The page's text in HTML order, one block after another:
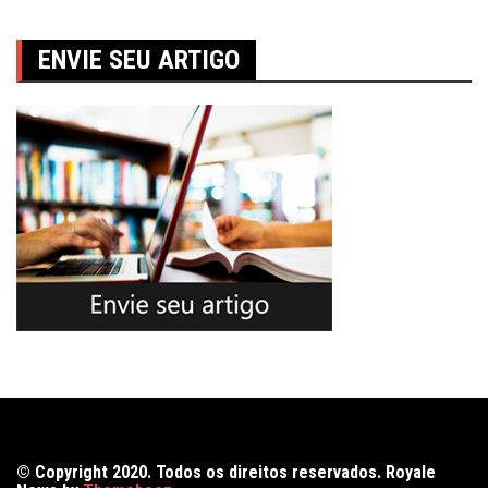
ENVIE SEU ARTIGO
© Copyright 2020. Todos os direitos reservados. Royale